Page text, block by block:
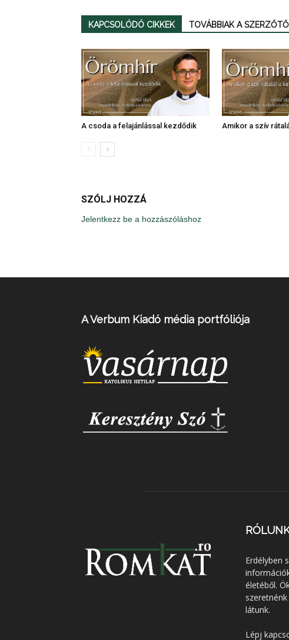
KAPCSOLÓDÓ CIKKEK TOVÁBBIAK A
A csoda a felajánlással kezdődik Amikor a szív
SZÓLJ HOZZÁ
Jelentkezz be a hozzászóláshoz
A Verbum Kiadó média portfóliója
Erdélyben
életéből.
látunk.
Lépj